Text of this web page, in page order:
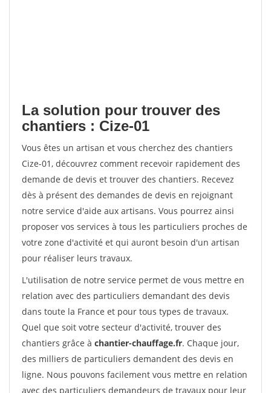
La solution pour trouver des
chantiers : Cize-01
Vous êtes un artisan et vous cherchez des chantiers
Cize-01, découvrez comment recevoir rapidement des
demande de devis et trouver des chantiers. Recevez
dès à présent des demandes de devis en rejoignant
notre service d'aide aux artisans. Vous pourrez ainsi
proposer vos services à tous les particuliers proches de
votre zone d'activité et qui auront besoin d'un artisan
pour réaliser leurs travaux.
L'utilisation de notre service permet de vous mettre en
relation avec des particuliers demandant des devis
dans toute la France et pour tous types de travaux.
Quel que soit votre secteur d'activité, trouver des
chantiers grâce à chantier-chauffage.fr. Chaque jour,
des milliers de particuliers demandent des devis en
ligne. Nous pouvons facilement vous mettre en relation
avec des particuliers demandeurs de travaux pour leur